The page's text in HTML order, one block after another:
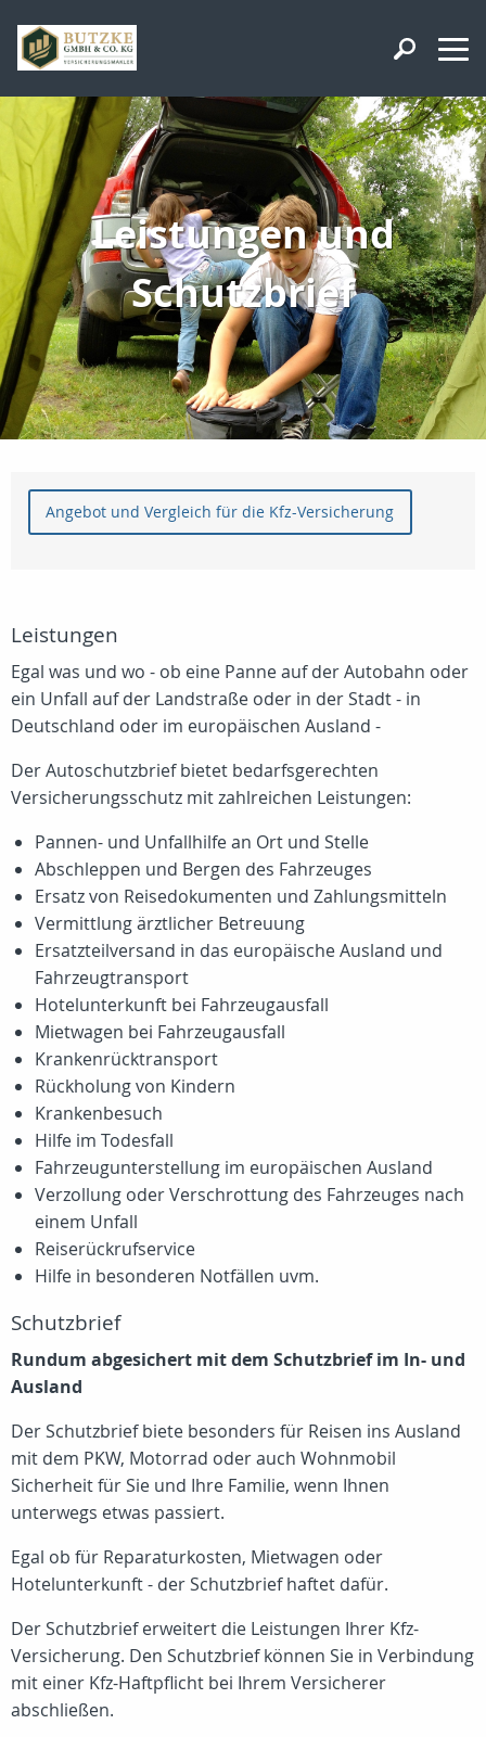
Leistungen und
Schutzbrief
Angebot und Vergleich für die Kfz-Versicherung
Leistungen
Egal was und wo - ob eine Panne auf der Autobahn oder
ein Unfall auf der Landstraße oder in der Stadt - in
Deutschland oder im europäischen Ausland -
Der Autoschutzbrief bietet bedarfsgerechten
Versicherungsschutz mit zahlreichen Leistungen:
Pannen- und Unfallhilfe an Ort und Stelle
Abschleppen und Bergen des Fahrzeuges
Ersatz von Reisedokumenten und Zahlungsmitteln
Vermittlung ärztlicher Betreuung
Ersatzteilversand in das europäische Ausland und
Fahrzeugtransport
Hotelunterkunft bei Fahrzeugausfall
Mietwagen bei Fahrzeugausfall
Krankenrücktransport
Rückholung von Kindern
Krankenbesuch
Hilfe im Todesfall
Fahrzeugunterstellung im europäischen Ausland
Verzollung oder Verschrottung des Fahrzeuges nach
einem Unfall
Reiserückrufservice
Hilfe in besonderen Notfällen uvm.
Schutzbrief
Rundum abgesichert mit dem Schutzbrief im In- und
Ausland
Der Schutzbrief biete besonders für Reisen ins Ausland
mit dem PKW, Motorrad oder auch Wohnmobil
Sicherheit für Sie und Ihre Familie, wenn Ihnen
unterwegs etwas passiert.
Egal ob für Reparaturkosten, Mietwagen oder
Hotelunterkunft - der Schutzbrief haftet dafür.
Der Schutzbrief erweitert die Leistungen Ihrer Kfz-
Versicherung. Den Schutzbrief können Sie in Verbindung
mit einer Kfz-Haftpflicht bei Ihrem Versicherer
abschließen.